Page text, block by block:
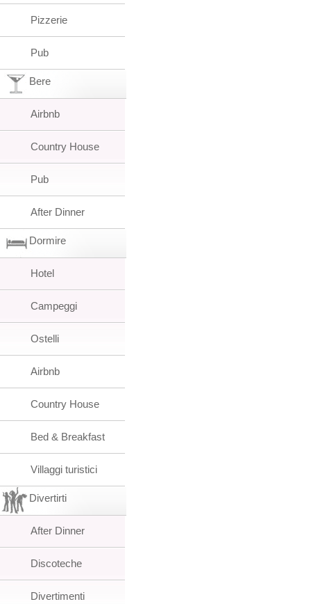
Pizzerie
Pub
Bere
Airbnb
Country House
Pub
After Dinner
Dormire
Hotel
Campeggi
Ostelli
Airbnb
Country House
Bed & Breakfast
Villaggi turistici
Divertirti
After Dinner
Discoteche
Divertimenti